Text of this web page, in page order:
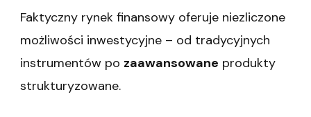
Faktyczny rynek finansowy oferuje niezliczone
możliwości inwestycyjne – od tradycyjnych
instrumentów po zaawansowane produkty
strukturyzowane.